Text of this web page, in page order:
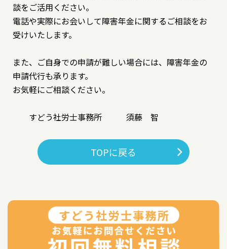
談をご活用ください。
電話や実際にお会いして障害年金に関するご相談をお
受けいたします。
また、ご自身での申請が難しい場合には、障害年金の
申請代行も承ります。
お気軽にご相談ください。
すどう社労士事務所 須藤 智
TOPに戻る